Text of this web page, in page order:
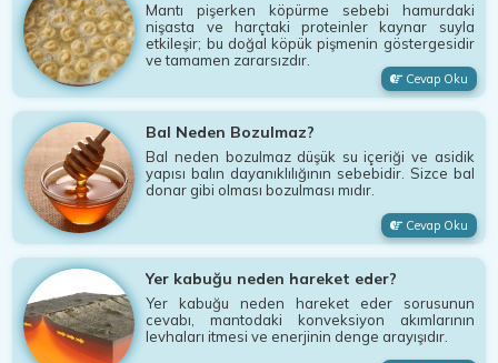
Mantı pişerken köpürme sebebi hamurdaki
nişasta ve harçtaki proteinler kaynar suyla
etkileşir; bu doğal köpük pişmenin göstergesidir
ve tamamen zararsızdır.
Cevap Oku
Bal Neden Bozulmaz?
Bal neden bozulmaz düşük su içeriği ve asidik
yapısı balın dayanıklılığının sebebidir. Sizce bal
donar gibi olması bozulması mıdır.
Cevap Oku
Yer kabuğu neden hareket eder?
Yer kabuğu neden hareket eder sorusunun
cevabı, mantodaki konveksiyon akımlarının
levhaları itmesi ve enerjinin denge arayışıdır.